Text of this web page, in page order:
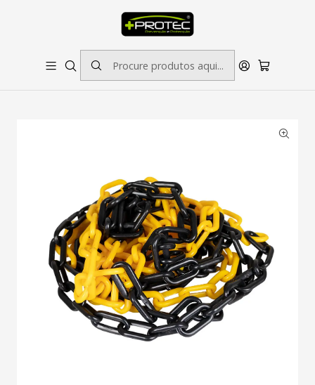
SOLICITE ORÇAMENTO PARA ESTAMPADOS/BORDADOS // SINALÉTICA:
OUTRAS DIMENSÕES SOB CONSULTA
Início Outros Produtos
Corrente em PVC-5M Amarelo/Preto